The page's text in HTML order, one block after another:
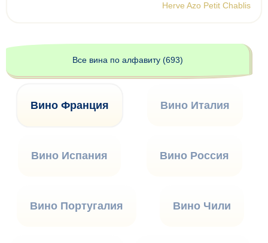
Herve Azo Petit Chablis
Все вина по алфавиту (693)
Вино Италия
Вино Франция
Вино Испания Вино Россия
Вино Португалия Вино Чили